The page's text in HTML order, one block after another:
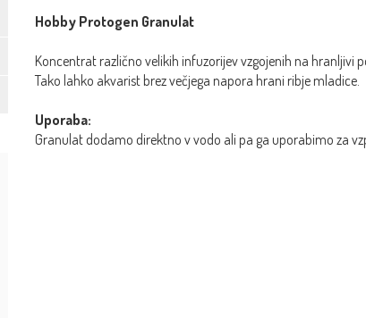
Hobby Protogen Granulat
Koncentrat različno velikih infuzorijev vzgojenih na hranljivi
Tako lahko akvarist brez večjega napora hrani ribje mladice.
Uporaba:
Granulat dodamo direktno v vodo ali pa ga uporabimo za